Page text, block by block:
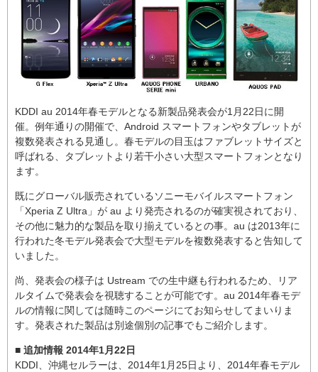
KDDI au 2014年春モデルとなる新製品発表会が1月22日に開
催。例年通りの開催で、Android スマートフォンやタブレットが
複数発表される見通し。春モデルの目玉はファブレットサイズと
呼ばれる、タブレットより若干小さい大型スマートフォンとなり
ます。
既にグローバル販売されているソニーモバイルスマートフォン
「Xperia Z Ultra」が au より発売されるのが確実視されており、
その他に魅力的な製品を取り揃えているとの事。au は2013年に
行われた冬モデル発表会で大型モデルを複数発表すると告知して
いました。
尚、発表会の様子は Ustream での生中継も行われるため、リア
ルタイムで発表会を視聴することが可能です。au 2014年春モデ
ルの情報に関しては随時このページにてお知らせしてまいりま
す。発表された製品は別途個別の記事でもご紹介します。
■ 追加情報 2014年1月22日
KDDI、沖縄セルラーは、2014年1月25日より、2014年春モデル